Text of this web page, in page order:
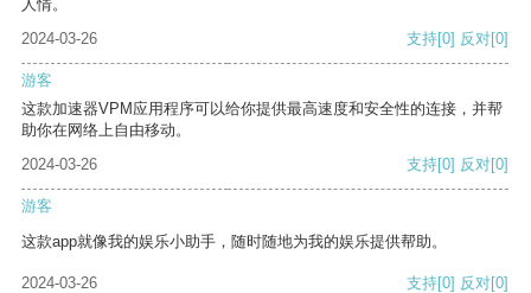
人情。
2024-03-26
支持[0] 反对[0]
游客
这款加速器VPM应用程序可以给你提供最高速度和安全性的连接，并帮
助你在网络上自由移动。
2024-03-26
支持[0] 反对[0]
游客
这款app就像我的娱乐小助手，随时随地为我的娱乐提供帮助。
2024-03-26 支持[0] 反对[0]